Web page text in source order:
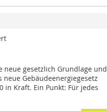
neue gesetzlich Grundlage und
neue Gebäudeenergiegesetz
in Kraft. Ein Punkt: Für jedes